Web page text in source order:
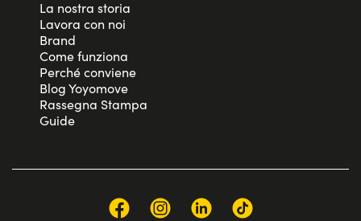
La nostra storia
Lavora con noi
Brand
Come funziona
Perché conviene
Blog Yoyomove
Rassegna Stampa
Guide